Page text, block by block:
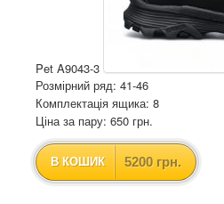
Pet A9043-3
Розмірний ряд: 41-46
Комплектація ящика: 8
Ціна за пару: 650 грн.
В КОШИК 5200 грн.